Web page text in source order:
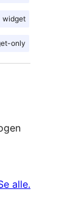
widget
only
alleanmeldelser
.